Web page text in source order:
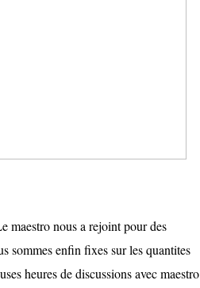
maestro nous a rejoint pour des
sommes enfin fixes sur les quantites
heures de discussions avec maestro